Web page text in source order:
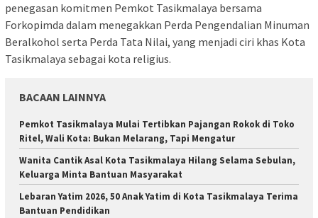
penegasan komitmen Pemkot Tasikmalaya bersama
Forkopimda dalam menegakkan Perda Pengendalian Minuman
Beralkohol serta Perda Tata Nilai, yang menjadi ciri khas Kota
Tasikmalaya sebagai kota religius.
BACAAN LAINNYA
Pemkot Tasikmalaya Mulai Tertibkan Pajangan Rokok di Toko
Ritel, Wali Kota: Bukan Melarang, Tapi Mengatur
Wanita Cantik Asal Kota Tasikmalaya Hilang Selama Sebulan,
Keluarga Minta Bantuan Masyarakat
Lebaran Yatim 2026, 50 Anak Yatim di Kota Tasikmalaya Terima
Bantuan Pendidikan